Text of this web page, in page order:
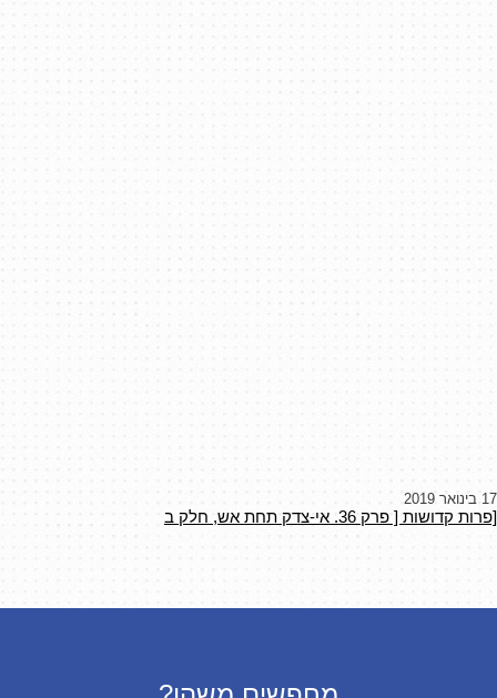
17 בינואר 2019
[פרות קדושות [ פרק 36. אי-צדק תחת אש, חלק ב